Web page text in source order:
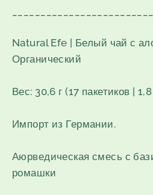
Natural Efe | Белый чай с
Органический
Вес: 30,6 г (17 пакетиков | 1,8
Импорт из Германии.
Аюрведическая смесь с
ромашки